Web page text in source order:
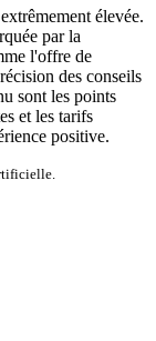
élevée.
par la
l'offre de
des conseils
sont les points
et les tarifs
positive.